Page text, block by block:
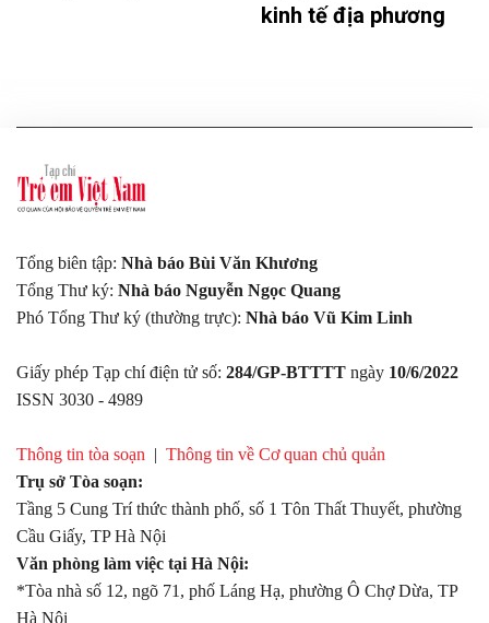
kinh tế địa phương
Tổng biên tập: Nhà báo Bùi Văn Khương
Tổng Thư ký: Nhà báo Nguyễn Ngọc Quang
Phó Tổng Thư ký (thường trực): Nhà báo Vũ Kim Linh
Giấy phép Tạp chí điện tử số: 284/GP-BTTTT ngày 10/6/2022
ISSN 3030 - 4989
Thông tin tòa soạn | Thông tin về Cơ quan chủ quản
Trụ sở Tòa soạn:
Tầng 5 Cung Trí thức thành phố, số 1 Tôn Thất Thuyết, phường
Cầu Giấy, TP Hà Nội
Văn phòng làm việc tại Hà Nội:
*Tòa nhà số 12, ngõ 71, phố Láng Hạ, phường Ô Chợ Dừa, TP
Hà Nội